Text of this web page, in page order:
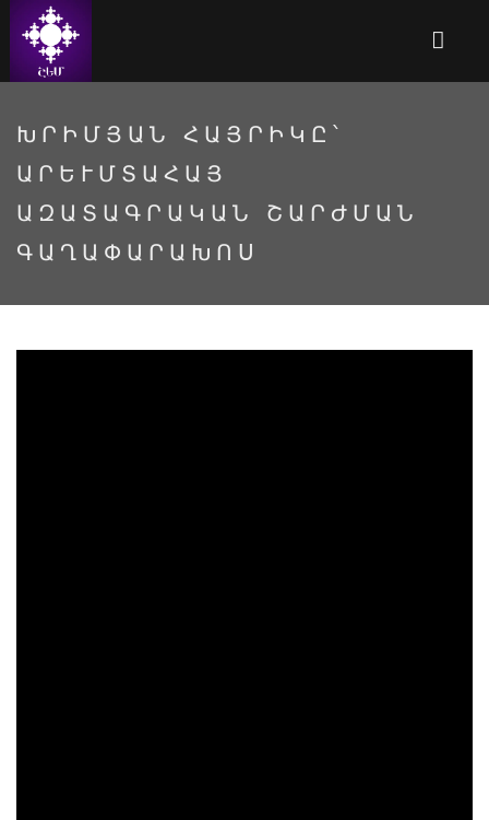
ԽՐԻՄՅԱՆ ՀԱՅՐԻԿԸ՝
ԱՐԵՒՄՏԱՀԱՅ Ա
ԶԱՏԱԳՐԱԿԱՆ ՇԱՐԺՄԱՆ Գ
ԱՂԱՓԱՐԱԽՈՍ